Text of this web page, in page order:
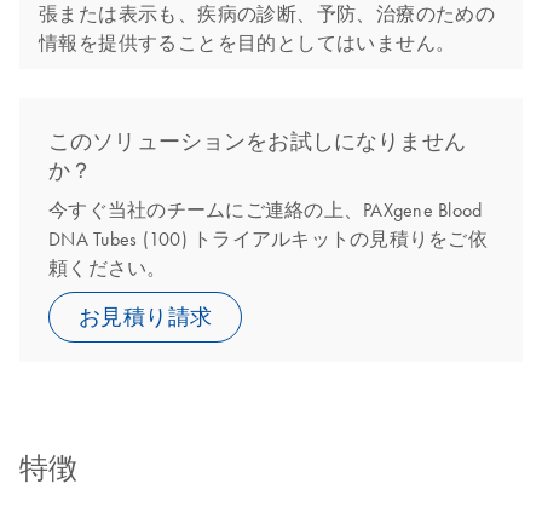
張または表示も、疾病の診断、予防、治療のための
情報を提供することを目的としてはいません。
このソリューションをお試しになりません
か？
今すぐ当社のチームにご連絡の上、PAXgene Blood
DNA Tubes (100) トライアルキットの見積りをご依
頼ください。
お見積り請求
特徴